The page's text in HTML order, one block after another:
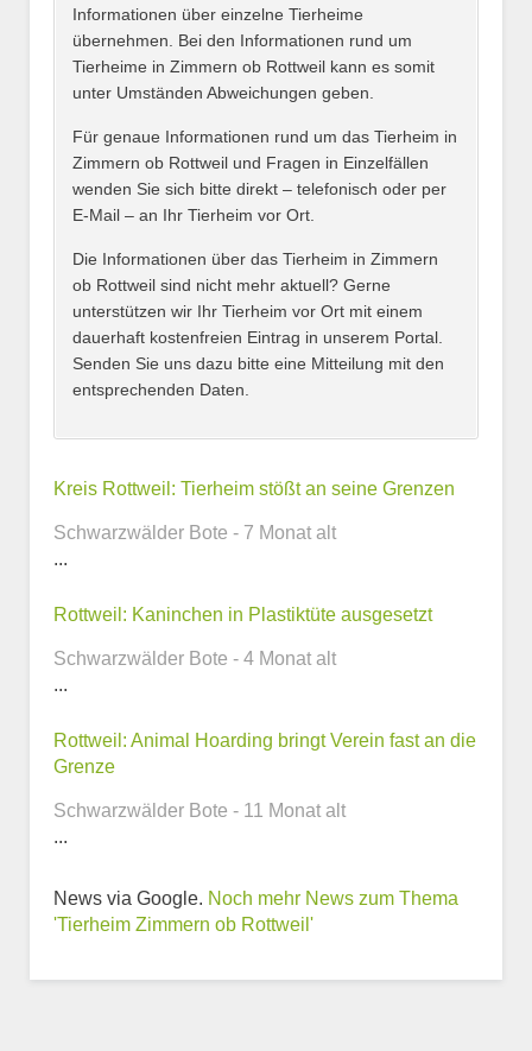
Name des Tierheims*
Kontaktmöglichkeiten
Telefonnummer
Weitere Informationen
Informationen über einzelne Tierheime
übernehmen. Bei den Informationen rund um
Tierheime in Zimmern ob Rottweil kann es somit
unter Umständen Abweichungen geben.
Für genaue Informationen rund um das Tierheim in
Zimmern ob Rottweil und Fragen in Einzelfällen
wenden Sie sich bitte direkt – telefonisch oder per
E-Mail – an Ihr Tierheim vor Ort.
Die Informationen über das Tierheim in Zimmern
ob Rottweil sind nicht mehr aktuell? Gerne
unterstützen wir Ihr Tierheim vor Ort mit einem
dauerhaft kostenfreien Eintrag in unserem Portal.
Senden Sie uns dazu bitte eine Mitteilung mit den
entsprechenden Daten.
Kreis Rottweil: Tierheim stößt an seine Grenzen
Schwarzwälder Bote - 7 Monat alt
...
Rottweil: Kaninchen in Plastiktüte ausgesetzt
Schwarzwälder Bote - 4 Monat alt
...
Rottweil: Animal Hoarding bringt Verein fast an die
Grenze
Schwarzwälder Bote - 11 Monat alt
...
News via Google. Noch mehr News zum Thema
'Tierheim Zimmern ob Rottweil'